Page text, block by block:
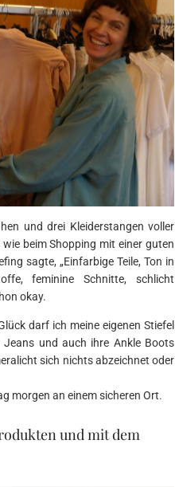
und drei Kleiderstangen voller
beim Shopping mit einer guten
sagte, „Einfarbige Teile, Ton in
feminine Schnitte, schlicht
okay.
darf ich meine eigenen Stiefel
und auch ihre Ankle Boots
sich nichts abzeichnet oder
morgen an einem sicheren Ort.
und mit dem